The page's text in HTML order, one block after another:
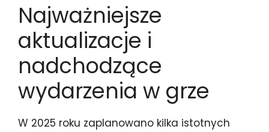
Najważniejsze
aktualizacje i
nadchodzące
wydarzenia w grze
W 2025 roku zaplanowano kilka istotnych